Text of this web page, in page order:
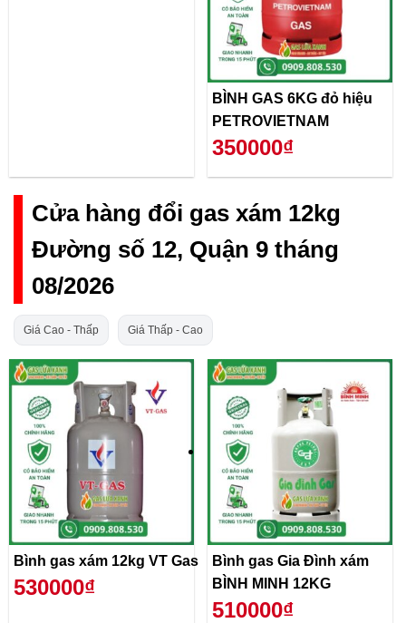
BÌNH GAS 6KG đỏ hiệu
PETROVIETNAM
350000₫
Cửa hàng đổi gas xám 12kg
Đường số 12, Quận 9 tháng
08/2026
Giá Cao - Thấp Giá Thấp - Cao
Bình gas xám 12kg VT Gas
530000₫
Bình gas Gia Đình xám
BÌNH MINH 12KG
510000₫